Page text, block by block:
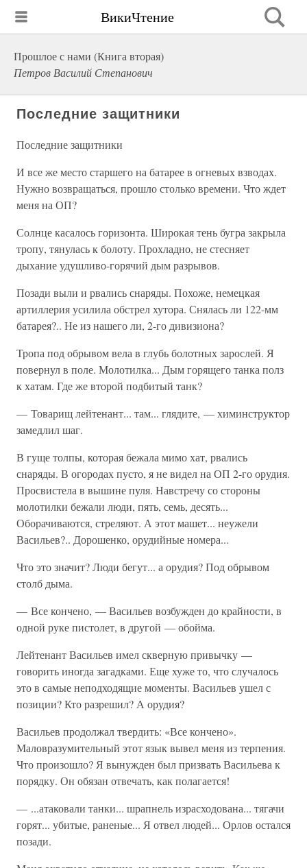
ВикиЧтение
Прошлое с нами (Книга вторая)
Петров Василий Степанович
Последние защитники
Последние защитники
И все же место старшего на батарее в огневых взводах.
Нужно возвращаться, прошло столько времени. Что ждет
меня на ОП?
Солнце касалось горизонта. Широкая тень бугра закрыла
тропу, тянулась к болоту. Прохладно, не стесняет
дыхание удушливо-горячий дым разрывов.
Позади выли и рвались снаряды. Похоже, немецкая
артиллерия усилила обстрел хутора. Снялась ли 122-мм
батарея?.. Не из нашего ли, 2-го дивизиона?
Тропа под обрывом вела в глубь болотных зарослей. Я
повернул в поле. Молотилка... Дым горящего танка полз
к хатам. Где же второй подбитый танк?
— Товарищ лейтенант... там... глядите, — химинструктор
замедлил шаг.
В гуще толпы, которая бежала мимо хат, рвались
снаряды. В огородах пусто, я не видел на ОП 2-го орудия.
Просвистела в вышине пуля. Навстречу со стороны
молотилки бежали люди, пять, семь, десять...
Оборачиваются, стреляют. А этот машет... неужели
Васильев?.. Дорошенко, орудийные номера...
Что это значит? Люди бегут... а орудия? Под обрывом
столб дыма.
— Все кончено, — Васильев возбужден до крайности, в
одной руке пистолет, в другой — обойма.
Лейтенант Васильев имел скверную привычку —
говорить иногда загадками. Еще хуже то, что случалось
это в самые неподходящие моменты. Васильев ушел с
позиции? Кто разрешил? А орудия?
Васильев продолжал твердить: «Все кончено».
Маловразумительный этот язык вывел меня из терпения.
Что произошло? Я вынужден был призвать Васильева к
порядку. Он обязан отвечать, как полагается!
— ...атаковали танки... шрапнель израсходована... тягачи
горят... убитые, раненые... Я отвел людей... Орлов остался
позади.